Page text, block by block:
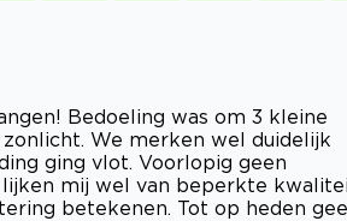
Bedoeling was om 3 kleine
We merken wel duidelijk
ging vlot. Voorlopig geen
mij wel van beperkte
betekenen. Tot op heden